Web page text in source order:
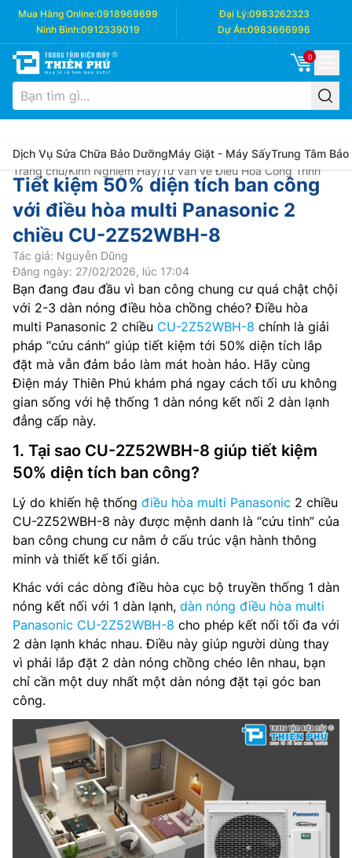
Mua Hàng Online:0918969699 Đại Lý:0983262323
Ninh Bình:0912339019 Dự Án:0983666996
0
Dịch Vụ Sửa Chữa Bảo DưỡngMáy Giặt - Máy SấyTrung Tâm Bảo
Trang chủ/Kinh Nghiệm Hay/Tư vấn về Điều Hòa Công Trình
Tiết kiệm 50% diện tích ban công
với điều hòa multi Panasonic 2
chiều CU-2Z52WBH-8
Tác giả: Nguyễn Dũng
Đăng ngày: 27/02/2026, lúc 17:04
Bạn đang đau đầu vì ban công chung cư quá chật chội
với 2-3 dàn nóng điều hòa chồng chéo? Điều hòa
multi Panasonic 2 chiều CU-2Z52WBH-8 chính là giải
pháp “cứu cánh” giúp tiết kiệm tới 50% diện tích lắp
đặt mà vẫn đảm bảo làm mát hoàn hảo. Hãy cùng
Điện máy Thiên Phú khám phá ngay cách tối ưu không
gian sống với hệ thống 1 dàn nóng kết nối 2 dàn lạnh
đẳng cấp này.
1. Tại sao CU-2Z52WBH-8 giúp tiết kiệm
50% diện tích ban công?
Lý do khiến hệ thống điều hòa multi Panasonic 2 chiều
CU-2Z52WBH-8 này được mệnh danh là “cứu tinh” của
ban công chung cư nằm ở cấu trúc vận hành thông
minh và thiết kế tối giản.
Khác với các dòng điều hòa cục bộ truyền thống 1 dàn
nóng kết nối với 1 dàn lạnh, dàn nóng điều hòa multi
Panasonic CU-2Z52WBH-8 cho phép kết nối tối đa với
2 dàn lạnh khác nhau. Điều này giúp người dùng thay
vì phải lắp đặt 2 dàn nóng chồng chéo lên nhau, bạn
chỉ cần một duy nhất một dàn nóng đặt tại góc ban
công.